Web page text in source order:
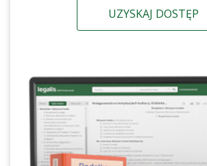
UZYSKAJ DOSTĘP